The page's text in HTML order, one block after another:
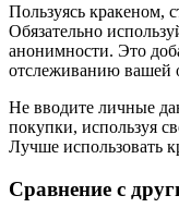
Пользуясь кракеном,
Обязательно
анонимности. Это
отслеживанию вашей
Не вводите личные
покупки, используя
Лучше использовать
Сравнение с